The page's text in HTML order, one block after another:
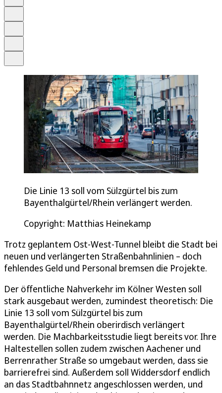
Die Linie 13 soll vom Sülzgürtel bis zum
Bayenthalgürtel/Rhein verlängert werden.
Copyright: Matthias Heinekamp
Trotz geplantem Ost-West-Tunnel bleibt die Stadt bei
neuen und verlängerten Straßenbahnlinien – doch
fehlendes Geld und Personal bremsen die Projekte.
Der öffentliche Nahverkehr im Kölner Westen soll
stark ausgebaut werden, zumindest theoretisch: Die
Linie 13 soll vom Sülzgürtel bis zum
Bayenthalgürtel/Rhein oberirdisch verlängert
werden. Die Machbarkeitsstudie liegt bereits vor. Ihre
Haltestellen sollen zudem zwischen Aachener und
Berrenrather Straße so umgebaut werden, dass sie
barrierefrei sind. Außerdem soll Widdersdorf endlich
an das Stadtbahnnetz angeschlossen werden, und